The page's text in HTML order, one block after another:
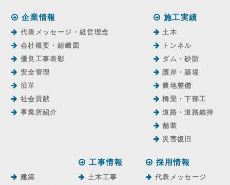
企業情報
代表メッセージ・経営理念
会社概要・組織図
優良工事表彰
安全管理
沿革
社会貢献
事業所紹介
施工実績
土木
トンネル
ダム・砂防
護岸・築堤
農地整備
橋梁・下部工
道路・道路維持
舗装
災害復旧
建築
工事情報
土木工事
採用情報
代表メッセージ